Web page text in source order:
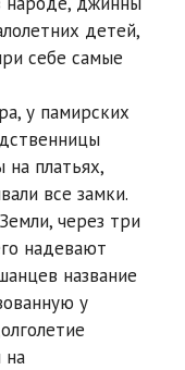
детей,
себе самые
у памирских
платьях,
все замки.
через три
надевают
название
у
на